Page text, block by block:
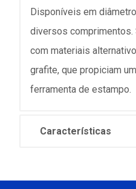
Disponíveis em
diversos comprimentos.
com materiais
grafite, que propiciam
ferramenta de estampo.
Características